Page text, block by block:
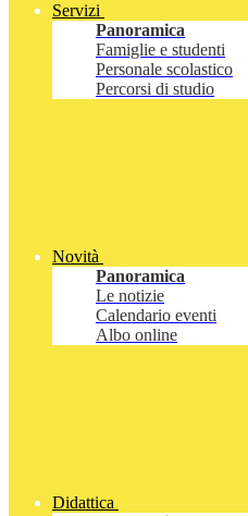
Servizi
Panoramica
Famiglie e studenti
Personale scolastico
Percorsi di studio
Novità
Panoramica
Le notizie
Calendario eventi
Albo online
Didattica